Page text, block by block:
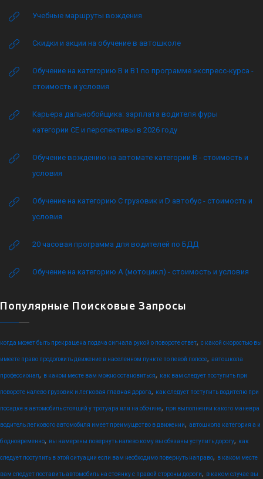
Учебные маршруты вождения
Скидки и акции на обучение в автошколе
Обучение на категорию B и B1 по программе экспресс-курса -
стоимость и условия
Карьера дальнобойщика: зарплата водителя фуры
категории CE и перспективы в 2026 году
Обучение вождению на автомате категории B - стоимость и
условия
Обучение на категорию C грузовик и D автобус - стоимость и
условия
20 часовая программа для водителей по БДД
Обучение на категорию А (мотоцикл) - стоимость и условия
Популярные Поисковые Запросы
когда может быть прекращена подача сигнала рукой о повороте ответ, с какой скоростью вы
имеете право продолжить движение в населенном пункте по левой полосе, автошкола
профессионал, в каком месте вам можно остановиться, как вам следует поступить при
повороте налево грузовик и легковая главная дорога, как следует поступить водителю при
посадке в автомобиль стоящий у тротуара или на обочине, при выполнении какого маневра
водитель легкового автомобиля имеет преимущество в движении, автошкола категория а и
б одновременно, вы намерены повернуть налево кому вы обязаны уступить дорогу, как
следует поступить в этой ситуации если вам необходимо повернуть направо, в каком месте
вам следует поставить автомобиль на стоянку с правой стороны дороги, в каком случае вы